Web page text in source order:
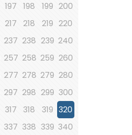
197 198 199 200
217 218 219 220
237 238 239 240
257 258 259 260
277 278 279 280
297 298 299 300
317 318 319 320
337 338 339 340